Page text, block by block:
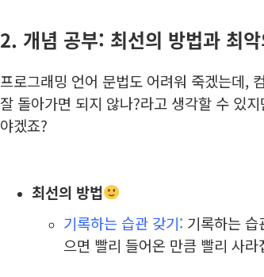
2. 개념 공부: 최선의 방법과 최
프로그래밍 언어 문법도 어려워 죽겠는데,
잘 돌아가면 되지 않나?라고 생각할 수 있
야겠죠?
최선의 방법
기록하는 습관 갖기: 기록하는
으면 빨리 들어온 만큼 빨리 사라